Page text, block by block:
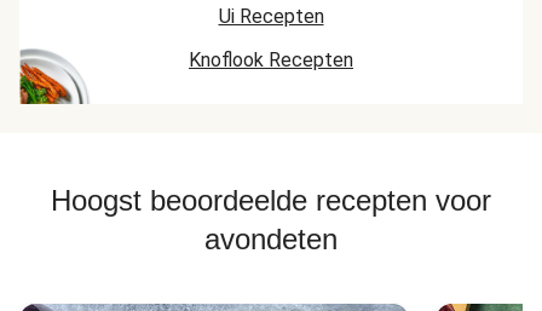
Ui Recepten
Knoflook Recepten
Hoogst beoordeelde recepten voor
avondeten